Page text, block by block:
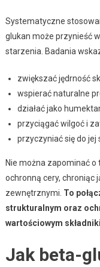
Systematyczne
glukan może przynieść
starzenia. Badania
zwiększać jędrność
wspierać naturalne
działać jako
przyciągać wilgoć i
przyczyniać się do jej
Nie można zapominać
ochronną cery, chroniąc
zewnętrznymi. To
strukturalnym oraz
wartościowym
Jak beta-